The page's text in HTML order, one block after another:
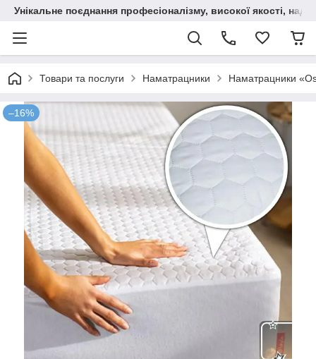
Унікальне поєднання професіоналізму, високої якості,
Товари та послуги Наматрацники Наматрацники
–16%